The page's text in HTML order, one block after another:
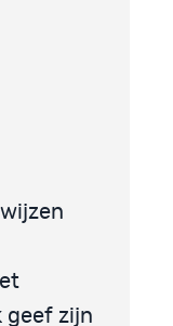
geef zijn